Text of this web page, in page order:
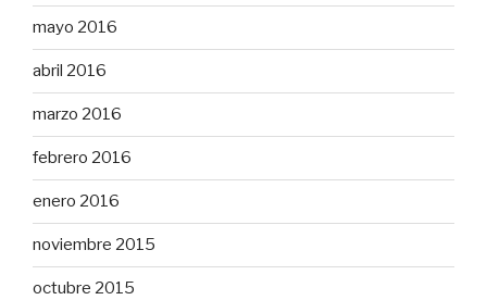
mayo 2016
abril 2016
marzo 2016
febrero 2016
enero 2016
noviembre 2015
octubre 2015